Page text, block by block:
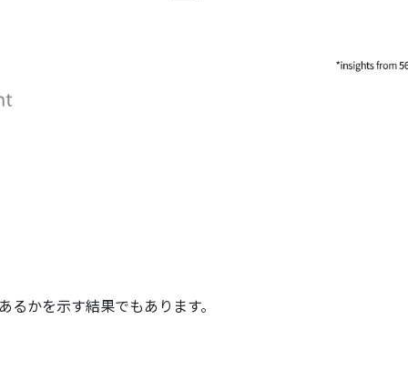
かを示す結果でもあります。